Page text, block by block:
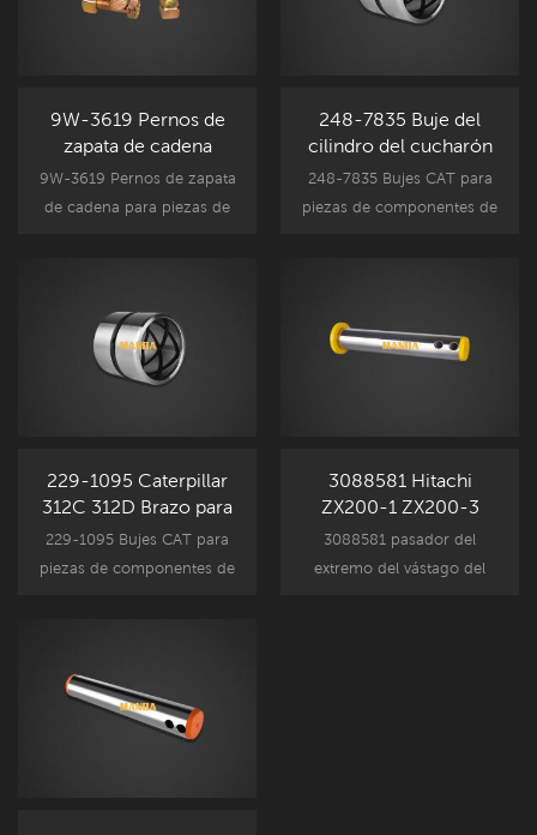
9W-3619 Pernos de
zapata de cadena
Caterpillar 320D
9W-3619 Pernos de zapata
de cadena para piezas de
piezas de repuesto
CAT320D.
248-7835 Buje del
cilindro del cucharón
Caterpillar 312D
248-7835 Bujes CAT para
piezas de componentes de
del mercado de accesorios.
229-1095 Caterpillar
312C 312D Brazo para
conectar bujes
229-1095 Bujes CAT para
piezas de componentes de
CAT312C, CAT312D.
3088581 Hitachi
ZX200-1 ZX200-3
Pasador de extremo de
varilla del cilindro del
3088581 pasador del
extremo del vástago del